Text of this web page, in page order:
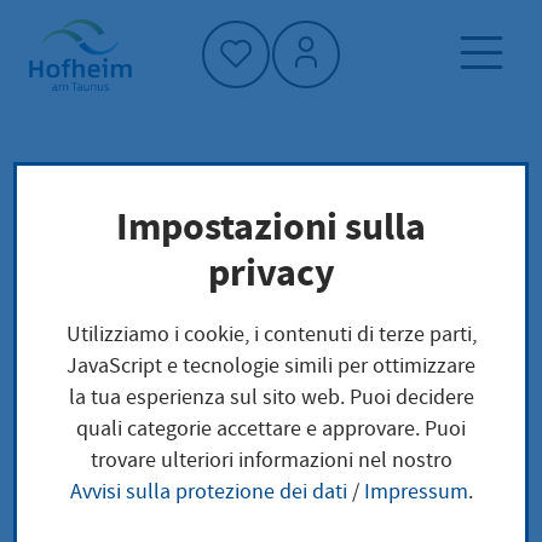
Home"
Pagina iniziale
Politica e amministrazione
Riunione del consiglio comunale e commissioni
Riunione del consiglio
comunale e
commissioni
Impostazioni sulla
privacy
Utilizziamo i cookie, i contenuti di terze parti,
JavaScript e tecnologie simili per ottimizzare
la tua esperienza sul sito web. Puoi decidere
quali categorie accettare e approvare. Puoi
trovare ulteriori informazioni nel nostro
Avvisi sulla protezione dei dati/ Impressum.